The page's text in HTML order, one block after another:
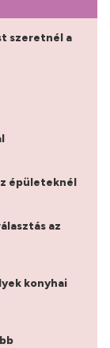
szeretnél a
épületeknél
az
konyhai